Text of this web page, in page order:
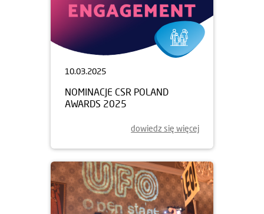
10.03.2025
NOMINACJE CSR POLAND
AWARDS 2025
dowiedz się więcej